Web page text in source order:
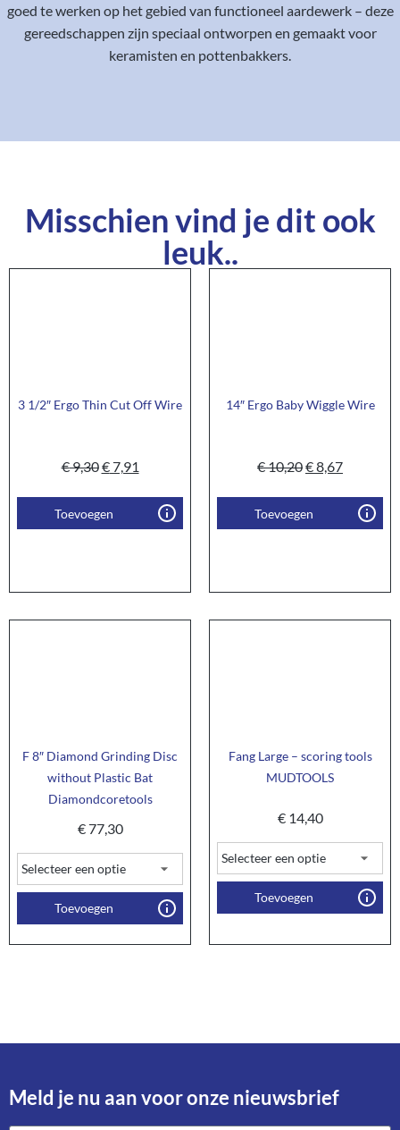
goed te werken op het gebied van functioneel aardewerk – deze
gereedschappen zijn speciaal ontworpen en gemaakt voor
keramisten en pottenbakkers.
Misschien vind je dit ook
leuk..
3 1/2″ Ergo Thin Cut Off Wire
€9,30€7,91
Toevoegen
14″ Ergo Baby Wiggle Wire
€10,20€8,67
Toevoegen
F 8″ Diamond Grinding Disc
without Plastic Bat
Diamondcoretools
€77,30
Toevoegen
Fang Large – scoring tools
MUDTOOLS
€14,40
Toevoegen
Meld je nu aan voor onze nieuwsbrief​